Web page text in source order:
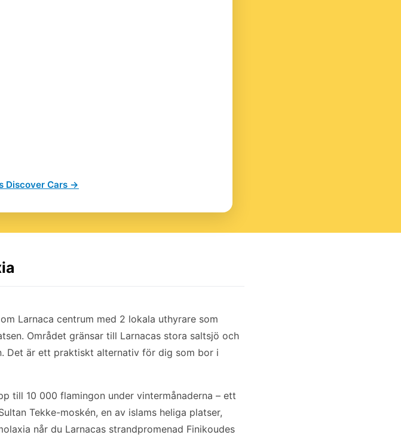
Discover Cars →
Larnaca centrum med 2 lokala uthyrare som
Området gränsar till Larnacas stora saltsjö och
Det är ett praktiskt alternativ för dig som bor i
till 10 000 flamingon under vintermånaderna – ett
Tekke-moskén, en av islams heliga platser,
når du Larnacas strandpromenad Finikoudes